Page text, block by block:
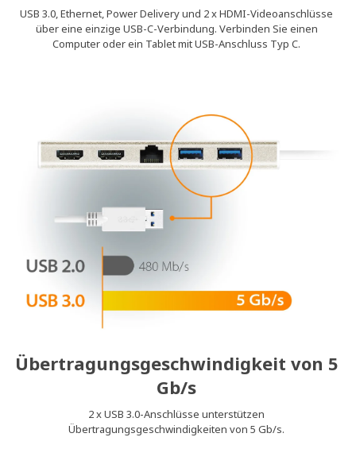
USB 3.0, Ethernet, Power Delivery und 2 x HDMI-Videoanschlüsse
über eine einzige USB-C-Verbindung. Verbinden Sie einen
Computer oder ein Tablet mit USB-Anschluss Typ C.
Übertragungsgeschwindigkeit von 5
Gb/s
2 x USB 3.0-Anschlüsse unterstützen
Übertragungsgeschwindigkeiten von 5 Gb/s.